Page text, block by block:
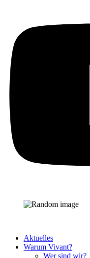
Aktuelles
Warum Vivant?
Wer sind wir?